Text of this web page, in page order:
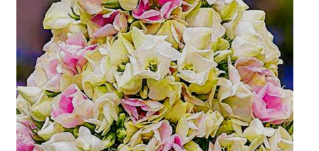
Каталог растений
Доставка и оплата
Мой аккаунт
Регистрация